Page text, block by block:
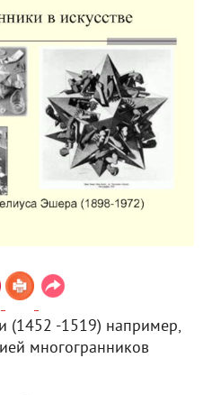
(1452 -1519) например,
многогранников